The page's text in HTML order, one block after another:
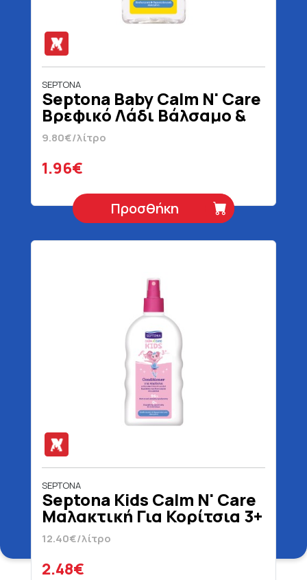
SEPTONA
Septona Baby Calm N' Care
Βρεφικό Λάδι Βάλσαμο &
Ελαιόλαδο 200 ml
9.80€/λίτρο
1.96€
Προσθήκη
SEPTONA
Septona Kids Calm N' Care
Μαλακτική Για Κορίτσια 3+
Ετών 200 ml
12.40€/λίτρο
2.48€